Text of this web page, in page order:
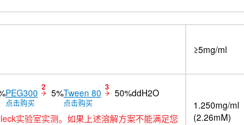
≥5mg/ml
PEG300
点击购买
2 5%Tween 80
点击购买
3 50%ddH2O
实验室实测。如果上述溶解方案不能满足您
1.250mg/ml
(2.26mM)